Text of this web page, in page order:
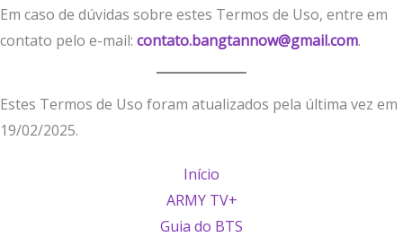
Em caso de dúvidas sobre estes Termos de Uso, entre em
contato pelo e-mail: contato.bangtannow@gmail.com.
Estes Termos de Uso foram atualizados pela última vez em
19/02/2025.
Início
ARMY TV+
Guia do BTS